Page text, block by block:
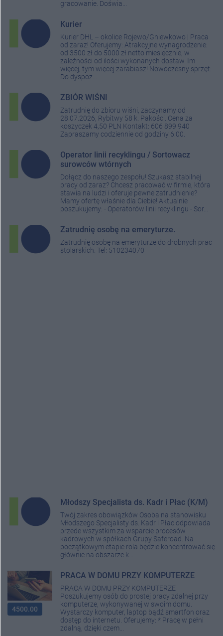
gracowanie. Doświa...
Kurier
Kurier DHL – okolice Rojewo/Gniewkowo | Praca
od zaraz! Oferujemy: Atrakcyjne wynagrodzenie:
od 3500 zł do 5000 zł netto miesięcznie, w
zależności od ilości wykonanych dostaw. Im
więcej, tym więcej zarabiasz! Nowoczesny sprzęt:
Do dyspoz...
ZBIÓR WIŚNI
Zatrudnię do zbioru wiśni, zaczynamy od
28.07.2026, Rybitwy 58 k. Pakości. Cena za
koszyczek 4,50 PLN Kontakt: 606 899 940
Zapraszamy codziennie od godziny 6:00.
Operator linii recyklingu / Sortowacz
surowców wtórnych
Dołącz do naszego zespołu! Szukasz stabilnej
pracy od zaraz? Chcesz pracować w firmie, która
stawia na ludzi i oferuje pewne zatrudnienie?
Mamy ofertę właśnie dla Ciebie! Aktualnie
poszukujemy: - Operatorów linii recyklingu - Sor...
Zatrudnię osobę na emeryturze.
Zatrudnię osobę na emeryturze do drobnych prac
stolarskich. Tel: 510234070
Młodszy Specjalista ds. Kadr i Płac (K/M)
Twój zakres obowiązków Osoba na stanowisku
Młodszego Specjalisty ds. Kadr i Płac odpowiada
przede wszystkim za wsparcie procesów
kadrowych w spółkach Grupy Saferoad. Na
początkowym etapie rola będzie koncentrować się
głównie na obszarze k...
4500.00
PRACA W DOMU PRZY KOMPUTERZE
PRACA W DOMU PRZY KOMPUTERZE
Poszukujemy osób do prostej pracy zdalnej przy
komputerze, wykonywanej w swoim domu.
Wystarczy komputer, laptop bądź smartfon oraz
dostęp do internetu. Oferujemy: * Pracę w pełni
zdalną, dzięki czem...